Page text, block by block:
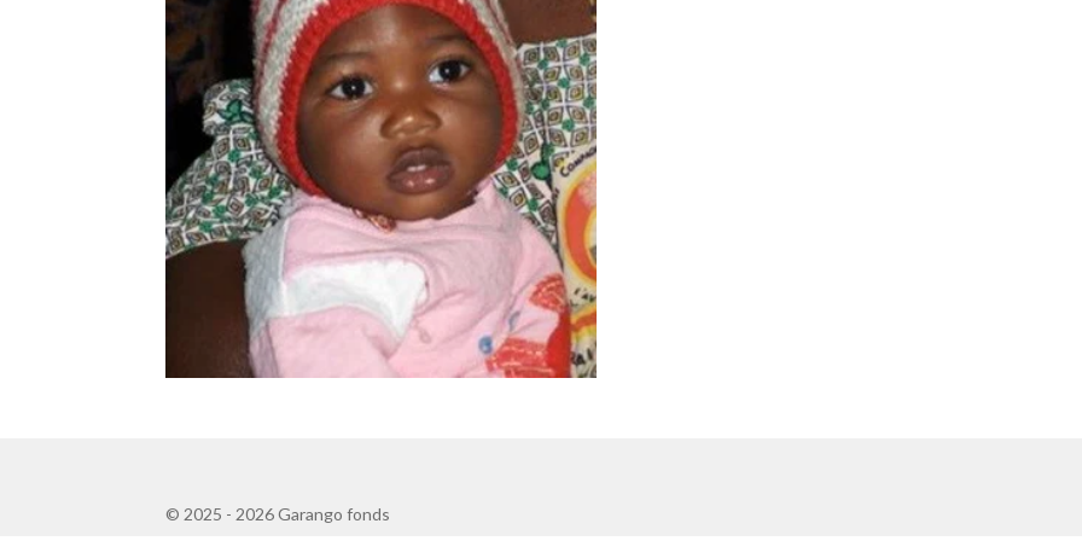
© 2025 - 2026 Garango fonds